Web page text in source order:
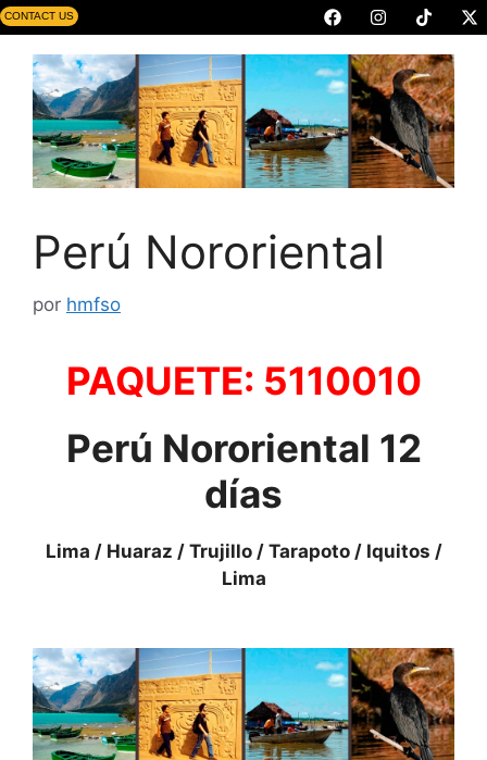
CONTACT US
Perú Nororiental
por hmfso
PAQUETE: 5110010
Perú Nororiental 12
días
Lima / Huaraz / Trujillo / Tarapoto / Iquitos /
Lima